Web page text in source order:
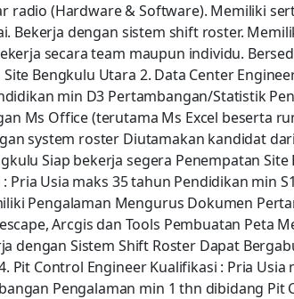
radio (Hardware & Software). Memiliki
Bekerja dengan sistem shift roster.
secara team maupun individu.
Bengkulu Utara 2. Data Center
min D3 Pertambangan/Statistik
Ms Office (terutama Ms Excel beserta
system roster Diutamakan kandidat
Siap bekerja segera Penempatan
Usia maks 35 tahun Pendidikan min
Pengalaman Mengurus Dokumen
Arcgis dan Tools Pembuatan Peta
dengan Sistem Shift Roster Dapat
Pit Control Engineer Kualifikasi : Pria Usia
Pengalaman min 1 thn dibidang Pit